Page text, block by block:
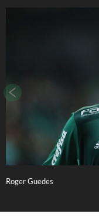
Roger Guedes